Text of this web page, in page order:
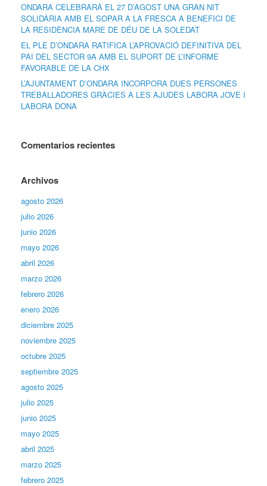
ONDARA CELEBRARÀ EL 27 D’AGOST UNA GRAN NIT
SOLIDÀRIA AMB EL SOPAR A LA FRESCA A BENEFICI DE
LA RESIDÈNCIA MARE DE DÉU DE LA SOLEDAT
EL PLE D’ONDARA RATIFICA L’APROVACIÓ DEFINITIVA DEL
PAI DEL SECTOR 9A AMB EL SUPORT DE L’INFORME
FAVORABLE DE LA CHX
L’AJUNTAMENT D’ONDARA INCORPORA DUES PERSONES
TREBALLADORES GRÀCIES A LES AJUDES LABORA JOVE I
LABORA DONA
Comentarios recientes
Archivos
agosto 2026
julio 2026
junio 2026
mayo 2026
abril 2026
marzo 2026
febrero 2026
enero 2026
diciembre 2025
noviembre 2025
octubre 2025
septiembre 2025
agosto 2025
julio 2025
junio 2025
mayo 2025
abril 2025
marzo 2025
febrero 2025